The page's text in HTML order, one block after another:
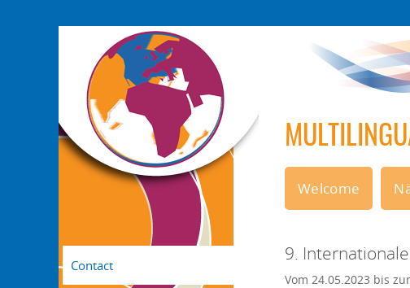
Contact
Welcome
9.
Vom 24.05.2023 bis